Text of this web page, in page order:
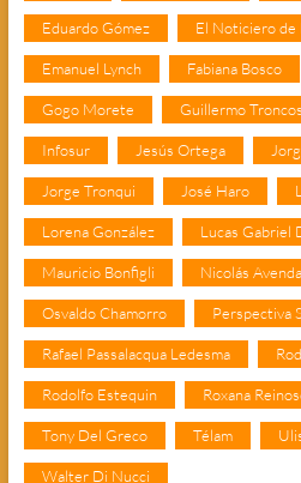
Eduardo Gómez El Noticiero de
Emanuel Lynch Fabiana Bosco
Gogo Morete Guillermo
Infosur Jesús Ortega
Jorge Tronqui José Haro
Lorena González Lucas Gabriel
Mauricio Bonfigli Nicolás
Osvaldo Chamorro Perspectiva
Rafael Passalacqua Ledesma
Rodolfo Estequin Roxana
Tony Del Greco Télam
Walter Di Nucci